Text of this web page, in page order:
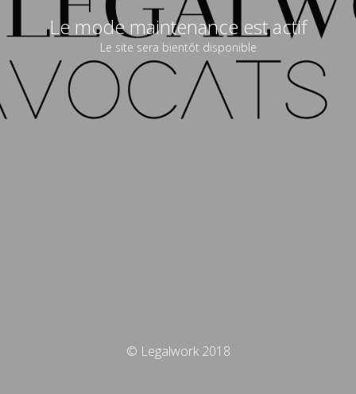
Le mode maintenance est actif
Le site sera bientôt disponible
© Legalwork 2018